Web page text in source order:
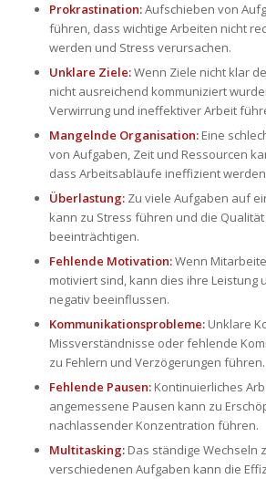
Prokrastination:Aufschieben von
führen, dass wichtige Arbeiten nicht
werden und Stress verursachen.
Unklare Ziele:Wenn Ziele nicht klar
nicht ausreichend kommuniziert
Verwirrung und ineffektiver Arbeit
Mangelnde Organisation:Eine
von Aufgaben, Zeit und Ressourcen
dass Arbeitsabläufe ineffizient
Überlastung:Zu viele Aufgaben auf
kann zu Stress führen und die
beeinträchtigen.
Fehlende Motivation:Wenn
motiviert sind, kann dies ihre Leistung
negativ beeinflussen.
Kommunikationsprobleme:Unklare
Missverständnisse oder fehlende
zu Fehlern und Verzögerungen führen.
Fehlende Pausen:Kontinuierliches
angemessene Pausen kann zu
nachlassender Konzentration führen.
Multitasking:Das ständige Wechseln
verschiedenen Aufgaben kann die